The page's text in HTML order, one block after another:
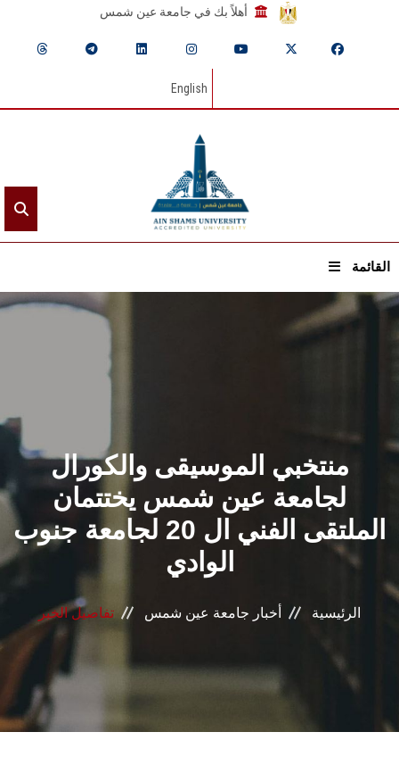
أهلاً بك في جامعة عين شمس
English
القائمة
القطاعـات
الشئون الأكاديمية
البحث العلمي
الرعاية الصحية
المراكز والوحدات
الأنظمة الذكية
الإعلام
منتخبي الموسيقى والكورال
لجامعة عين شمس يختتمان
الملتقى الفني ال 20 لجامعة جنوب
الوادي
الرئيسية أخبار جامعة عين شمس تفاصيل الخبر